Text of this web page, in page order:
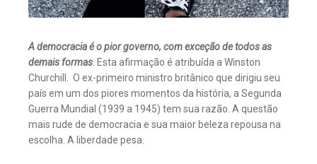
A democracia é o pior governo, com exceção de todos as
demais formas. Esta afirmação é atribuída a Winston
Churchill. O ex-primeiro ministro britânico que dirigiu seu
país em um dos piores momentos da história, a Segunda
Guerra Mundial (1939 a 1945) tem sua razão. A questão
mais rude de democracia e sua maior beleza repousa na
escolha. A liberdade pesa.